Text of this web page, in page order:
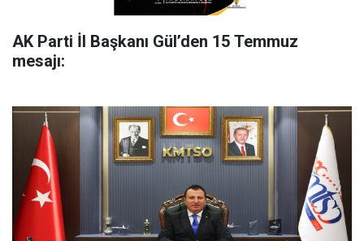
AK Parti İl Başkanı Gül’den 15 Temmuz
mesajı: